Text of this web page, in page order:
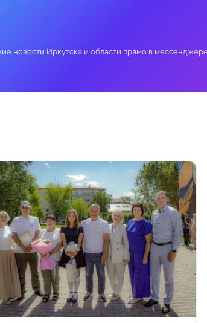
новости Иркутска и области прямо в